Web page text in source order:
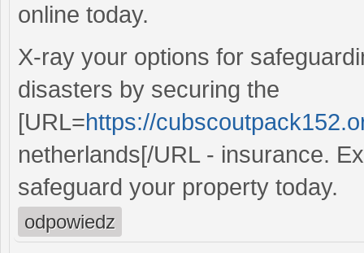
online today.
X-ray your options for
disasters by securing the
[URL=https://
netherlands[/URL - insurance.
safeguard your property today.
odpowiedz